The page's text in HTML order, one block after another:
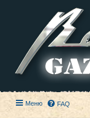
Меню FAQ